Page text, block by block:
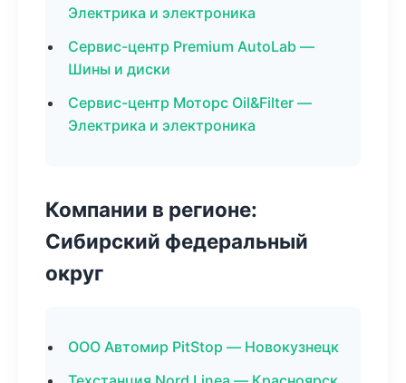
Электрика и электроника
Сервис-центр Premium AutoLab —
Шины и диски
Сервис-центр Моторс Oil&Filter —
Электрика и электроника
Компании в регионе:
Сибирский федеральный
округ
ООО Автомир PitStop — Новокузнецк